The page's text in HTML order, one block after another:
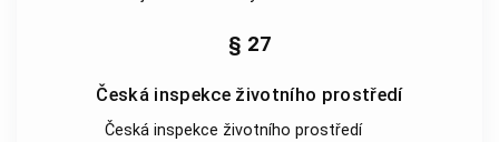
§ 27
Česká inspekce životního prostředí
Česká inspekce životního prostředí